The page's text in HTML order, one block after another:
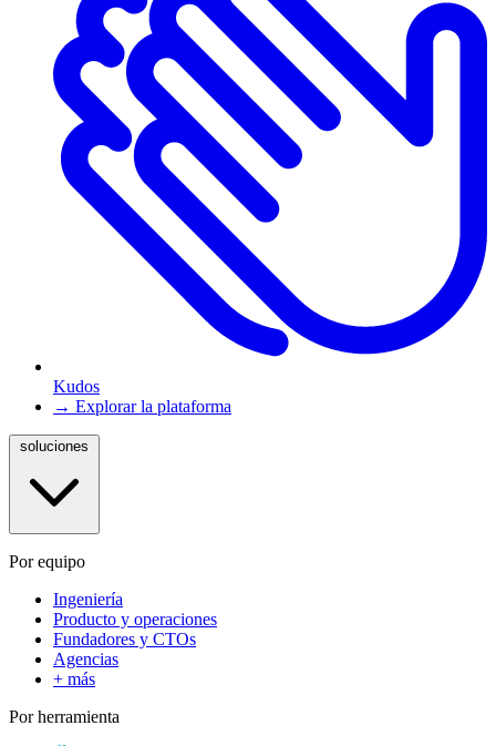
Kudos
→ Explorar la plataforma
Por equipo
Ingeniería
Producto y operaciones
Fundadores y CTOs
Agencias
+ más
Por herramienta